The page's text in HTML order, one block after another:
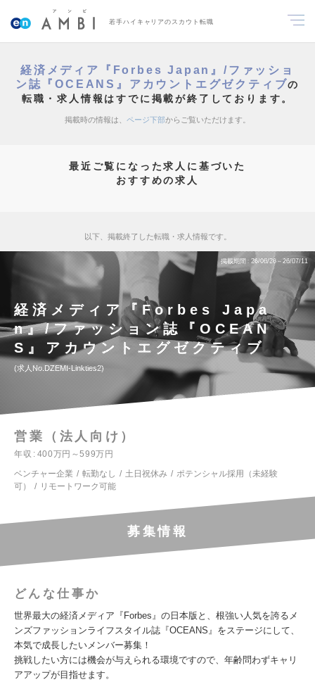
若手ハイキャリアのスカウト転職
経済メディア『Forbes Japan』/ファッショ
ン誌『OCEANS』アカウントエグゼクティブの
転職・求人情報はすでに掲載が終了しております。
掲載時の情報は、 ページ下部からご覧いただけます。
最近ご覧になった求人に基づいた
おすすめの求人
以下、掲載終了した転職・求人情報です。
掲載期間 26/06/28～26/07/11
経済メディア『Forbes Japa
n』/ファッション誌『OCEAN
S』アカウントエグゼクティブ
求人No.DZEMI-Linkties2
営業（法人向け）
年収
400万円～599万円
ベンチャー企業
転勤なし 土日祝休み
ポテンシャル採用（未経験
可）
リモートワーク可能
募集情報
どんな仕事か
世界最大の経済メディア『Forbes』の日本版と、根強い人気を誇るメ
ンズファッションライフスタイル誌『OCEANS』をステージにして、
本気で成長したいメンバー募集！
挑戦したい方には機会が与えられる環境ですので、年齢問わずキャリ
アアップが目指せます。